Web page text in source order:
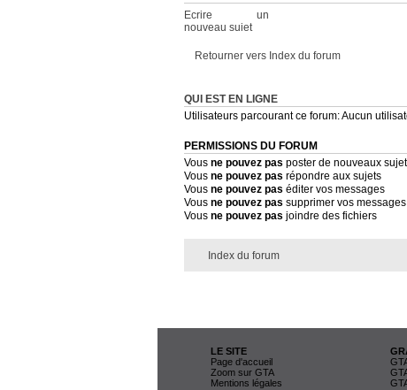
Ecrire un
nouveau sujet
Retourner vers Index du forum
QUI EST EN LIGNE
Utilisateurs parcourant ce forum: Aucun
PERMISSIONS DU FORUM
Vous ne pouvez pas poster de nouveaux
Vous ne pouvez pas répondre aux sujets
Vous ne pouvez pas éditer vos messages
Vous ne pouvez pas supprimer vos messages
Vous ne pouvez pas joindre des fichiers
Index du forum
LE SITE
Page d'accueil
Zoom sur GTA
Mentions légales